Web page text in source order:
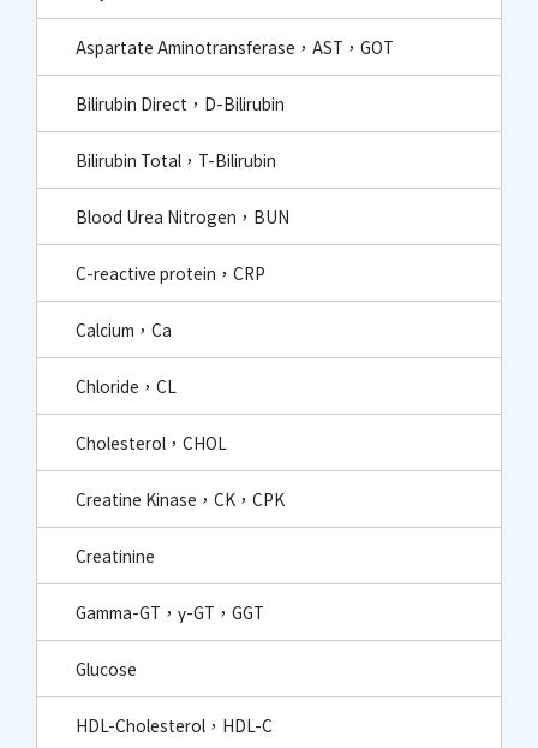
Aspartate Aminotransferase，AST，GOT
Bilirubin Direct，D-Bilirubin
Bilirubin Total，T-Bilirubin
Blood Urea Nitrogen，BUN
C-reactive protein，CRP
Calcium，Ca
Chloride，CL
Cholesterol，CHOL
Creatine Kinase，CK，CPK
Creatinine
Gamma-GT，γ-GT，GGT
Glucose
HDL-Cholesterol，HDL-C